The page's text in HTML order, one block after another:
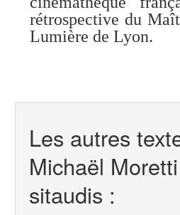
rétrospective du
Lumière de Lyon.
Les autres
Michaël
sitaudis :